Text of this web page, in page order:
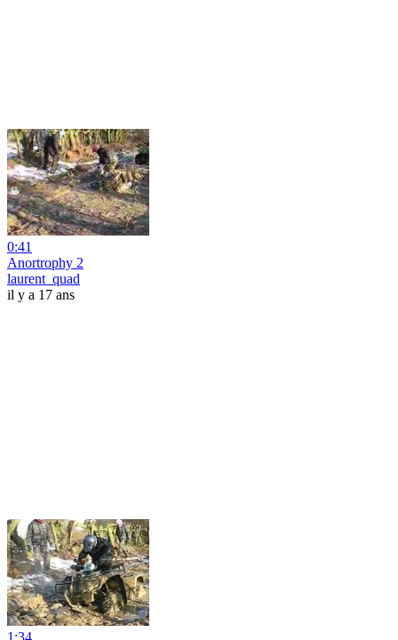
0:41
Anortrophy 2
laurent_quad
il y a 17 ans